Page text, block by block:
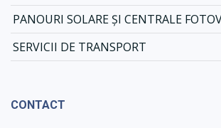
PANOURI SOLARE ȘI CENTRALE
SERVICII DE TRANSPORT
CONTACT